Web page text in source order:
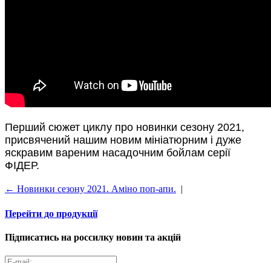
Перший сюжет циклу про новинки сезону 2021,
присвячений нашим новим мініатюрним і дуже
яскравим вареним насадочним бойлам серії
ФІДЕР.
← Новинки сезону 2021. Амiно поп-апи. |
Перейти до продукції
Підписатись на россилку новин та акцій